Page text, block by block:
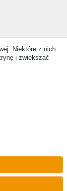
Niektóre z nich
i zwiększać